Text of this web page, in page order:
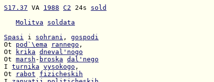
S17.37 VA 1988 C2 24s sold
Molitva
soldata
Spasi i sohrani , gospodi
Ot pod`\ema rannego
Ot
krika dneval'nogo
Ot marsh - broska dal'nego
I turnika vysokogo
Ot
rabot
fizicheskih